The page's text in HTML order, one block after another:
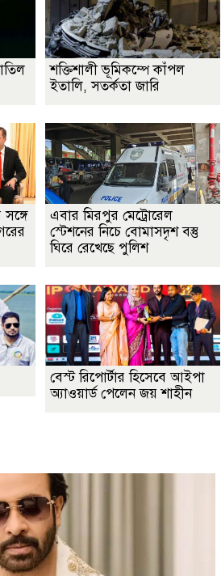
শক্তিশালী ভূমিকম্পে কাঁপল
ইতালি, সতর্কতা জারি
সঙ্গে
এবার মিরপুর মেট্রোরেল
স্টেশনের নিচে বোমাসদৃশ বস্তু
ঘিরে রেখেছে পুলিশ
বেস্ট রিপোর্টার হিসেবে আইপা
অ্যাওয়ার্ড পেলেন জয় শাহীন